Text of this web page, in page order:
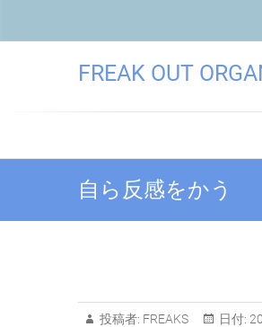
FREAK OUT
自ら反感をかう
投稿者: FREAKS 日付: